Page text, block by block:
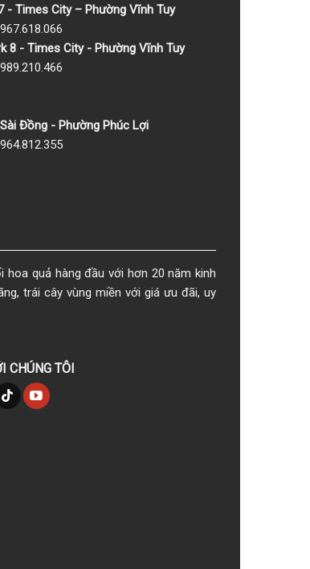
- Times City – Phường Vĩnh Tuy
8 - Times City - Phường Vĩnh Tuy
Đồng - Phường Phúc Lợi
hoa quả hàng đầu với hơn 20 năm kinh
trái cây vùng miền với giá ưu đãi, uy
CHÚNG TÔI